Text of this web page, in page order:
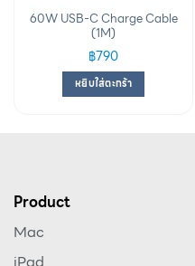
60W USB-C Charge Cable
(1M)
฿790
หยิบใส่ตะกร้า
Product
Mac